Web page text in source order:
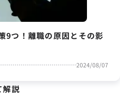
9つ！離職の原因とその影
2024/08/07
解説